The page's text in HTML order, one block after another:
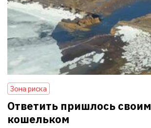
Зона риска
Ответить пришлось своим
кошельком